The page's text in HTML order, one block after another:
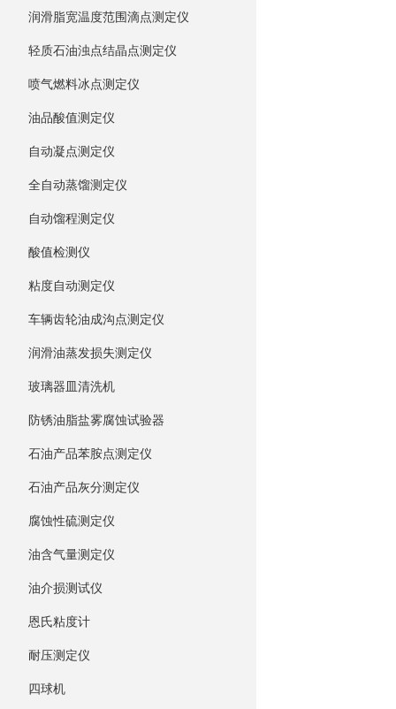
润滑脂宽温度范围滴点测定仪
轻质石油浊点结晶点测定仪
喷气燃料冰点测定仪
油品酸值测定仪
自动凝点测定仪
全自动蒸馏测定仪
自动馏程测定仪
酸值检测仪
粘度自动测定仪
车辆齿轮油成沟点测定仪
润滑油蒸发损失测定仪
玻璃器皿清洗机
防锈油脂盐雾腐蚀试验器
石油产品苯胺点测定仪
石油产品灰分测定仪
腐蚀性硫测定仪
油含气量测定仪
油介损测试仪
恩氏粘度计
耐压测定仪
四球机